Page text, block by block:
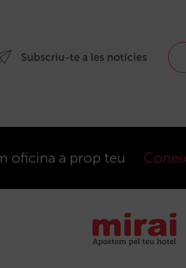
Subscriu-te a les notícies
oficina a prop teu